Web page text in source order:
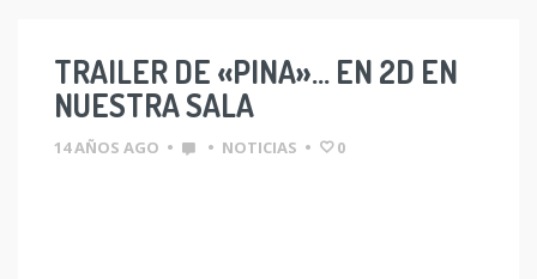
TRAILER DE «PINA»… EN 2D EN
NUESTRA SALA
14 AÑOS AGO • • NOTICIAS • 0